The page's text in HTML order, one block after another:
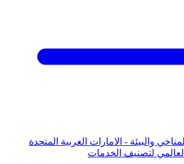
والبيئة - الامارات العربية المتحدة
لتصنيف الخدمات